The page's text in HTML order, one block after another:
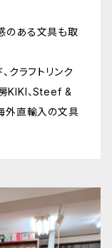
のある文具も取
クラフトリンク
KIKI、Steef &
外直輸入の文具